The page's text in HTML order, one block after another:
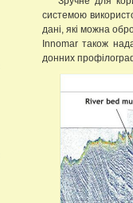
системою
дані, які можна
Innomar також
донних